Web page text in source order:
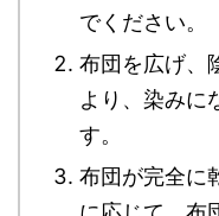
でください。
布団を広げ、
より、染みに
す。
布団が完全に